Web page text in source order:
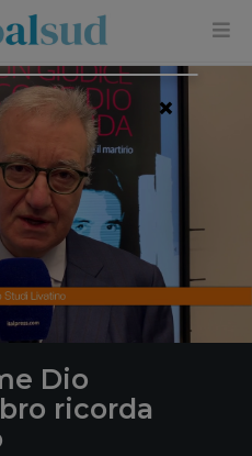
Dio
ricorda
×